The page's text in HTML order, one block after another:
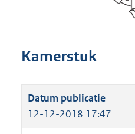
Kamerstuk
12-12-2018 17:47